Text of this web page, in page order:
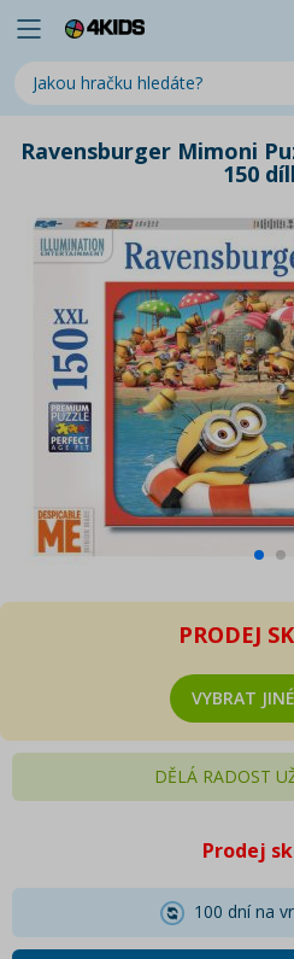
Ravensburger Mimoni
150
PRODEJ
VYBRAT
DĚLÁ RADOST
Prodej
100 dní na